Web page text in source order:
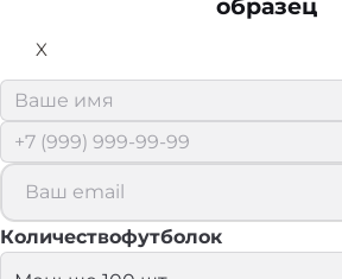
X
Количествофутболок